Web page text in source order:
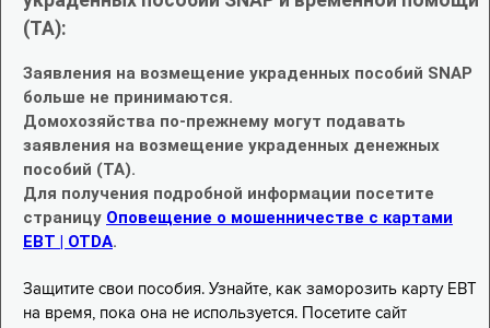
(TA):
Заявления на возмещение украденных пособий SNAP
больше не принимаются.
Домохозяйства по-прежнему могут подавать
заявления на возмещение украденных денежных
пособий (TA).
Для получения подробной информации посетите
страницу Оповещение о мошенничестве с картами
EBT | OTDA.
Защитите свои пособия. Узнайте, как заморозить карту EBT
на время, пока она не используется. Посетите сайт